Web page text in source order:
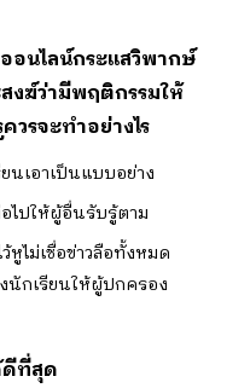
อนไลน์กระแสวิพากษ์
งฆ์ว่ามีพฤติกรรมให้
วรจะทำอย่างไร
นเอาเป็นแบบอย่าง
ไปให้ผู้อื่นรับรู้ตาม
หูไม่เชื่อข่าวลือทั้งหมด
นักเรียนให้ผู้ปกครอง
ที่สุด